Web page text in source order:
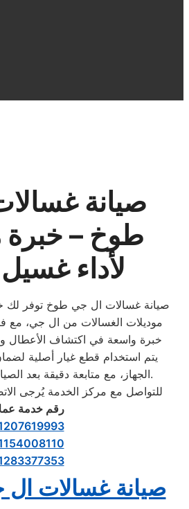
صيانة
طوخ – خبرة
لأداء
صيانة غسالات ال جي طوخ توفر لك
موديلات الغسالات من ال جي، مع
خبرة واسعة في اكتشاف الأعطال
يتم استخدام قطع غيار أصلية
الجهاز، مع متابعة دقيقة بعد الصيانة لضمان رضا العميل.
للتواصل مع مركز الخدمة يُرجى
رقم خدمة
صيانة غسالات